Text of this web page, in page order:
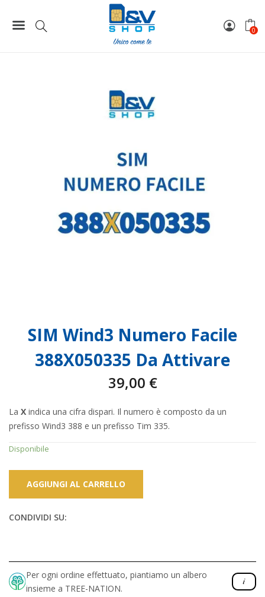
0
SIM Wind3 Numero Facile 388X050335 Da Attivare
SIM Wind3 Numero Facile
388X050335 Da Attivare
39,00 €
La X indica una cifra dispari. Il numero è composto da un
prefisso Wind3 388 e un prefisso Tim 335.
Disponibile
AGGIUNGI AL CARRELLO
CONDIVIDI SU:
Per ogni ordine effettuato, piantiamo un albero
insieme a TREE-NATION.